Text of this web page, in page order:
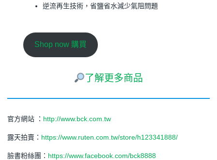
逆流再生技術，省鹽省水減少氣阻問題
Shop now 購買
了解更多商品
官方網站 ： http://www.bck.com.tw
露天拍賣： https://www.ruten.com.tw/store/h123341888/
臉書粉絲團： https://www.facebook.com/bck8888